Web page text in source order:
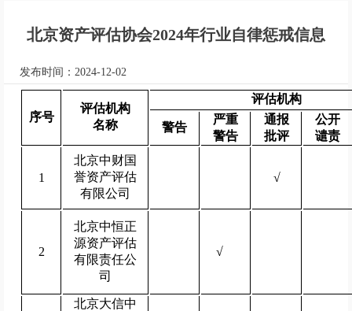
北京资产评估协会2024年行业自律惩戒信息
发布时间：2024-12-02
序号
评估机构
名称
评估机构
警告
严重
警告
通报
批评
公开
谴责
1
北京中财国
誉资产评估
有限公司
√
2
北京中恒正
源资产评估
有限责任公
司
√
北京大信中